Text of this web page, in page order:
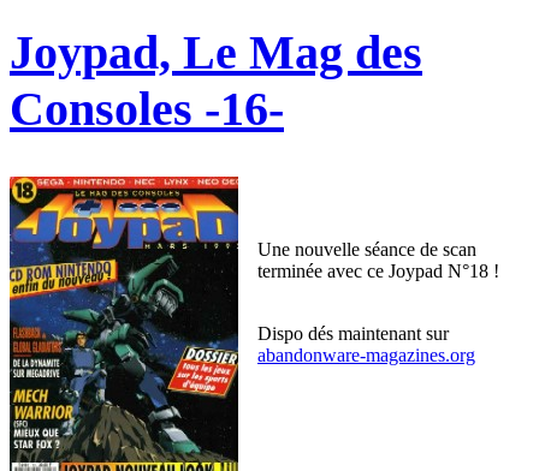
Joypad, Le Mag des
Consoles -16-
Une nouvelle séance de scan
terminée avec ce Joypad N°18 !
Dispo dés maintenant sur
abandonware-magazines.org